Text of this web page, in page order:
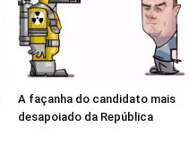
A façanha do candidato mais
desapoiado da República